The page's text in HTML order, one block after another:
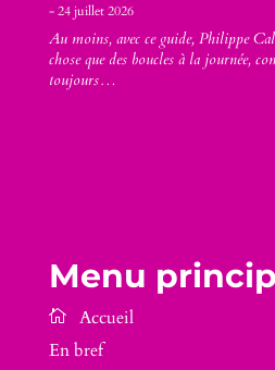
24 juillet 2026
Au moins, avec ce guide, Philippe
chose que des boucles à la journée,
toujours…
Menu
En bref